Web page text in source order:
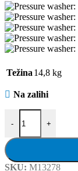
Težina 14,8 kg
Na zalihi
-
KÄRCHER
+
SKU: M13278